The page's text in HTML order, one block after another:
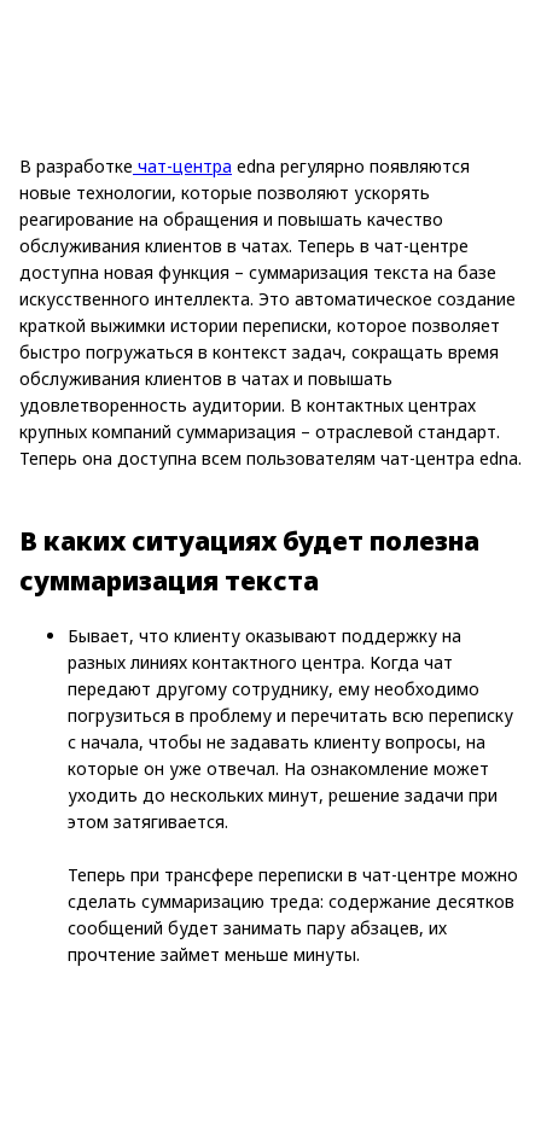
В разработке чат-центра edna регулярно появляются
новые технологии, которые позволяют ускорять
реагирование на обращения и повышать качество
обслуживания клиентов в чатах. Теперь в чат-центре
доступна новая функция – суммаризация текста на базе
искусственного интеллекта. Это автоматическое создание
краткой выжимки истории переписки, которое позволяет
быстро погружаться в контекст задач, сокращать время
обслуживания клиентов в чатах и повышать
удовлетворенность аудитории. В контактных центрах
крупных компаний суммаризация – отраслевой стандарт.
Теперь она доступна всем пользователям чат-центра edna.
В каких ситуациях будет полезна
суммаризация текста
Бывает, что клиенту оказывают поддержку на
разных линиях контактного центра. Когда чат
передают другому сотруднику, ему необходимо
погрузиться в проблему и перечитать всю переписку
с начала, чтобы не задавать клиенту вопросы, на
которые он уже отвечал. На ознакомление может
уходить до нескольких минут, решение задачи при
этом затягивается.
Теперь при трансфере переписки в чат-центре можно
сделать суммаризацию треда: содержание десятков
сообщений будет занимать пару абзацев, их
прочтение займет меньше минуты.